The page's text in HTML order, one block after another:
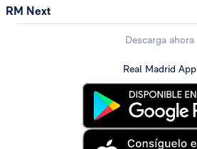
RM Next
Descarga ahora
Real Madrid App